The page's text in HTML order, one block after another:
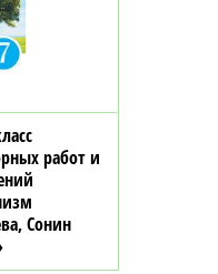
работ и
Сонин